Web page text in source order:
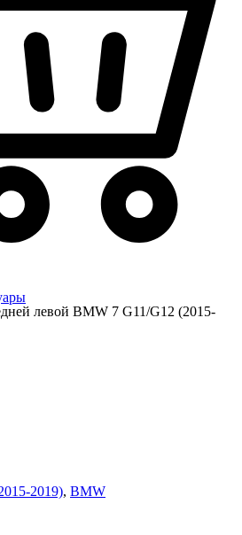
левой BMW 7 G11/G12 (2015-
2019), BMW